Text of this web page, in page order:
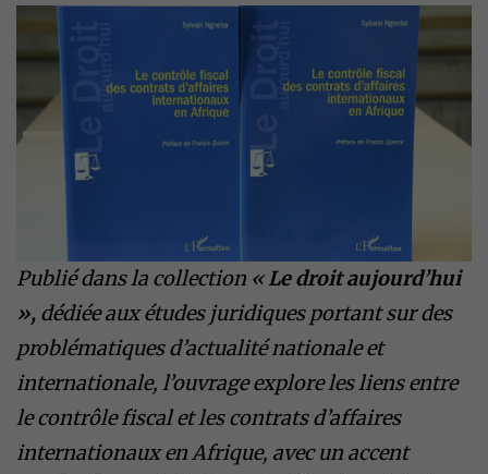
Publié dans la collection «Le droit aujourd’hui
», dédiée aux études juridiques portant sur des
problématiques d’actualité nationale et
internationale, l’ouvrage explore les liens entre
le contrôle fiscal et les contrats d’affaires
internationaux en Afrique, avec un accent